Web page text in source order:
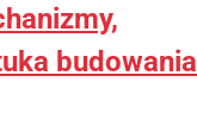
budowania